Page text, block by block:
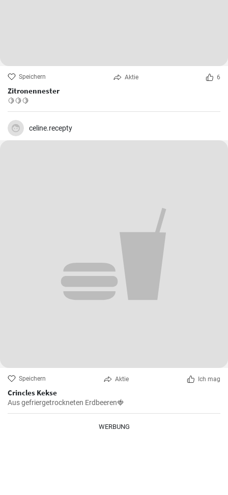
Speichern Aktie 6
Zitronennester
🍋🍋🍋
celine.recepty
Speichern Aktie Ich mag
Crincles Kekse
Aus gefriergetrockneten Erdbeeren🍓
WERBUNG